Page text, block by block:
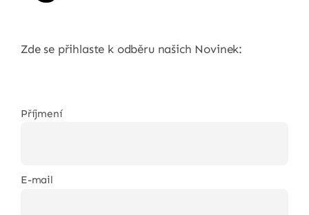
Zde se přihlaste k odběru našich Novinek:
Příjmení
E-mail